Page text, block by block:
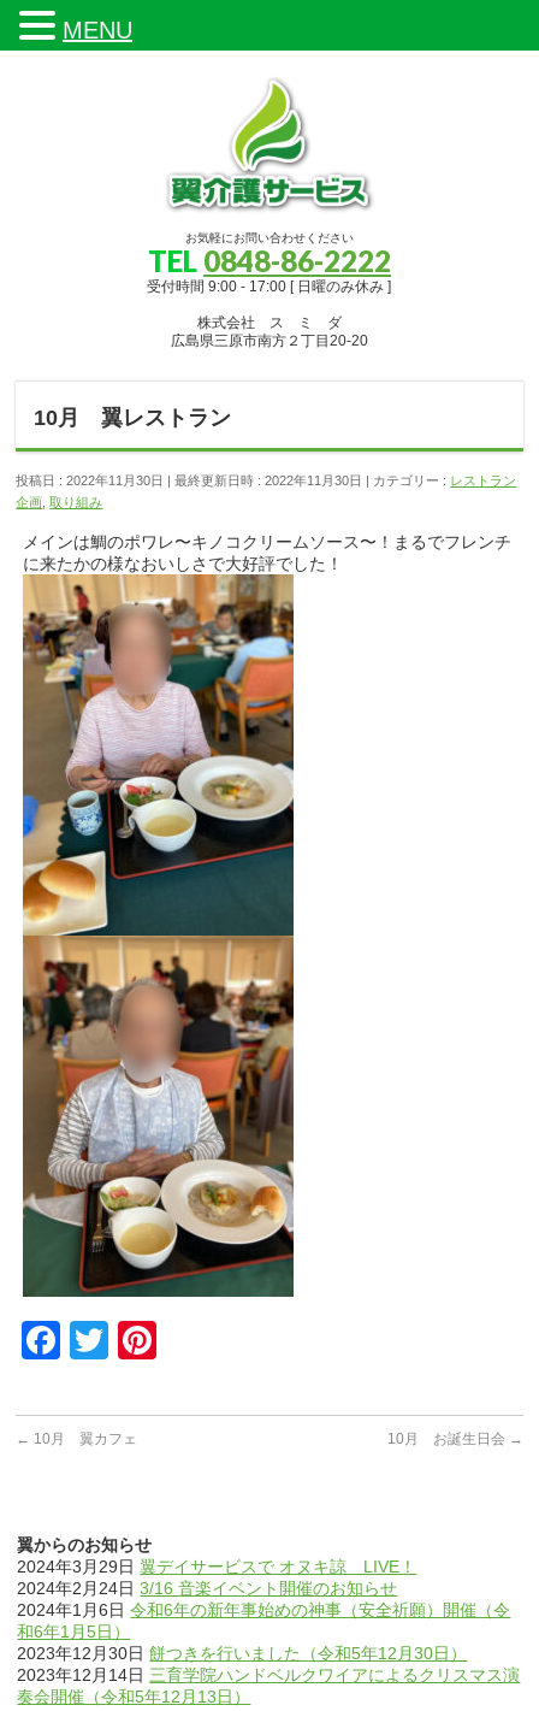
お気軽にお問い合わせください
TEL 0848-86-2222
受付時間 9:00 - 17:00 [ 日曜のみ休み ]
株式会社 ス ミ ダ
広島県三原市南方２丁目20-20
10月 翼レストラン
投稿日 : 2022年11月30日 最終更新日時 : 2022年11月30日 カテゴリー : レストラン
企画 ,取り組み
メインは鯛のポワレ〜キノコクリームソース〜！まるでフレンチ
に来たかの様なおいしさで大好評でした！
Facebook
Twitter
← 10月 翼カフェ 10月 お誕生日会 →
翼からのお知らせ
2024年3月29日 翼デイサービスで オヌキ諒 LIVE！
2024年2月24日 3/16 音楽イベント開催のお知らせ
2024年1月6日 令和6年の新年事始めの神事（安全祈願）開催（令
和6年1月5日）
2023年12月30日 餅つきを行いました（令和5年12月30日）
2023年12月14日 三育学院ハンドベルクワイアによるクリスマス演
奏会開催（令和5年12月13日）
MENU